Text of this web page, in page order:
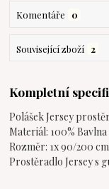
Komentáře 0
Související zboží 2
Kompletní
Polášek Jersey
Materiál: 100% Bavlna
Rozměr: 1x 90/200 cm
Prostěradlo Jersey s